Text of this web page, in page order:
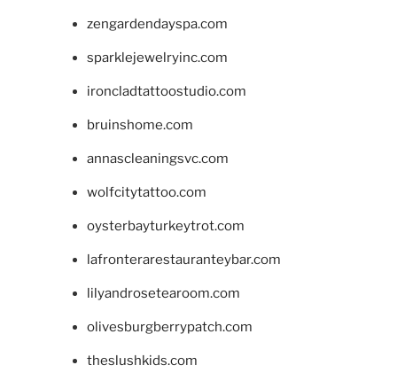
zengardendayspa.com
sparklejewelryinc.com
ironcladtattoostudio.com
bruinshome.com
annascleaningsvc.com
wolfcitytattoo.com
oysterbayturkeytrot.com
lafronterarestauranteybar.com
lilyandrosetearoom.com
olivesburgberrypatch.com
theslushkids.com